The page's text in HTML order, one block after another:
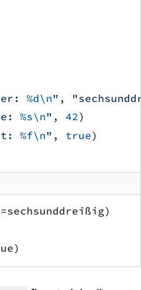
%d\n" ,
%s\n" , 42)
%f\n" , true)